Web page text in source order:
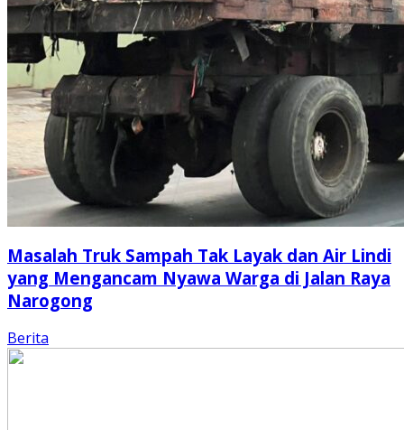
Masalah Truk Sampah Tak Layak dan Air Lindi
yang Mengancam Nyawa Warga di Jalan Raya
Narogong
Berita